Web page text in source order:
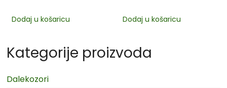
Dodaj u košaricu Dodaj u košaricu
Kategorije proizvoda
Dalekozori